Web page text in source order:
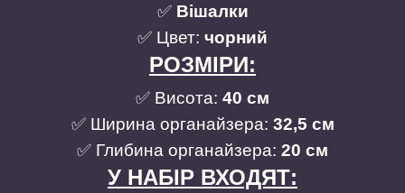
✅ Вішалки
✅ Цвет: чорний
РОЗМІРИ:
✅ Висота: 40 см
✅ Ширина органайзера: 32,5 см
✅ Глибина органайзера: 20 см
У НАБІР ВХОДЯТ: